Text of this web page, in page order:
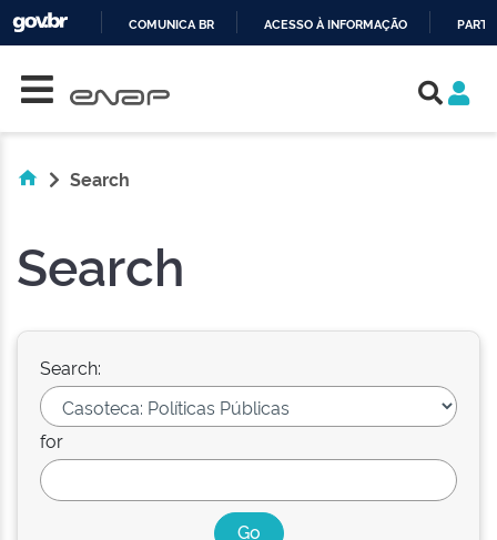
COMUNICA BR ACESSO À INFORMAÇÃO
Search
Search
Search:
for